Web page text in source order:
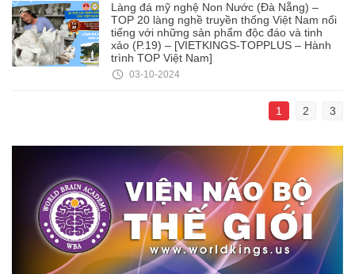
Làng đá mỹ nghệ Non Nước (Đà Nẵng) –
TOP 20 làng nghề truyền thống Việt Nam nổi
tiếng với những sản phẩm độc đáo và tinh
xảo (P.19) – [VIETKINGS-TOPPLUS – Hành
trình TOP Việt Nam]
03-10-2024
1 2 3